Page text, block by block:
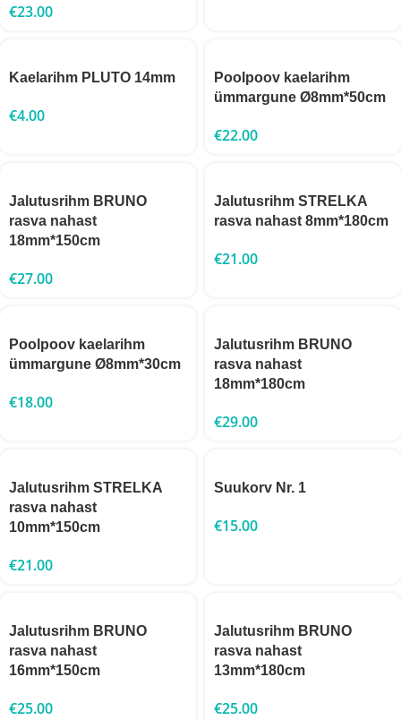
€23.00
Kaelarihm PLUTO 14mm
€4.00
Poolpoov kaelarihm
ümmargune Ø8mm*50cm
€22.00
Jalutusrihm BRUNO
rasva nahast
18mm*150cm
€27.00
Jalutusrihm STRELKA
rasva nahast 8mm*180cm
€21.00
Poolpoov kaelarihm
ümmargune Ø8mm*30cm
€18.00
Jalutusrihm BRUNO
rasva nahast
18mm*180cm
€29.00
Jalutusrihm STRELKA
rasva nahast
10mm*150cm
€21.00
Suukorv Nr. 1
€15.00
Jalutusrihm BRUNO
rasva nahast
16mm*150cm
€25.00
Jalutusrihm BRUNO
rasva nahast
13mm*180cm
€25.00